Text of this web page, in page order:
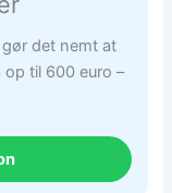
det nemt at
til 600 euro –